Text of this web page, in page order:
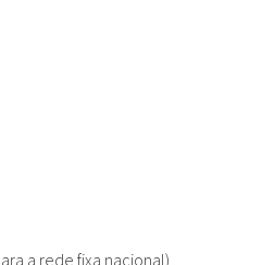
a rede fixa nacional)